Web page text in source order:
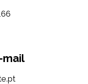
mail